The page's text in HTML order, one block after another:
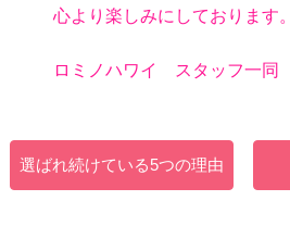
心より楽しみにしております。
ロミノハワイ スタッフ一同
選ばれ続けている5つの理由